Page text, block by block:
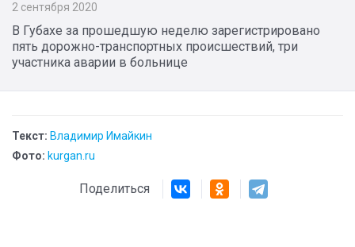
2 сентября 2020
В Губахе за прошедшую неделю зарегистрировано
пять дорожно-транспортных происшествий, три
участника аварии в больнице
Текст: Владимир Имайкин
Фото: kurgan.ru
Поделиться